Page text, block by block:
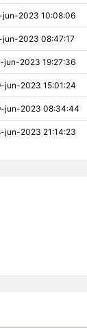
jun-2023 10:08:06
jun-2023 08:47:17
jun-2023 19:27:36
jun-2023 15:01:24
jun-2023 08:34:44
jun-2023 21:14:23